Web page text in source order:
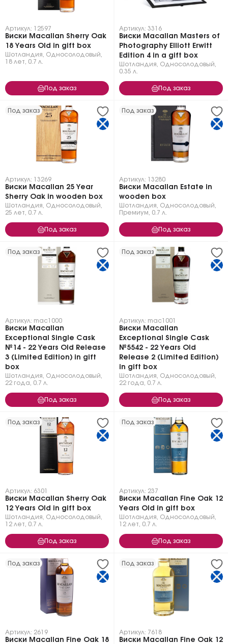
Артикул: 12597
Виски Macallan Sherry Oak
18 Years Old in gift box
Шотландия Односолодовый
18 лет
0.7 л.
Под заказ
Артикул: 3316
Виски Macallan Masters of
Photography Elliott Erwitt
Edition 4 in a gift box
Шотландия Односолодовый
0.35 л.
Под заказ
Под заказ
Артикул: 13269
Виски Macallan 25 Year
Sherry Oak in wooden box
Шотландия Односолодовый
25 лет
0.7 л.
Под заказ
Под заказ
Артикул: 13280
Виски Macallan Estate in
wooden box
Шотландия Односолодовый
Премиум
0.7 л.
Под заказ
Под заказ
Артикул: mac1000
Виски Macallan
Exceptional Single Cask
№14 - 22 Years Old Release
3 (Limited Edition) in gift
box
Шотландия Односолодовый
22 года
0.7 л.
Под заказ
Под заказ
Артикул: mac1001
Виски Macallan
Exceptional Single Cask
№5542 - 22 Years Old
Release 2 (Limited Edition)
in gift box
Шотландия Односолодовый
22 года
0.7 л.
Под заказ
Под заказ
Артикул: 6301
Виски Macallan Sherry Oak
12 Years Old in gift box
Шотландия Односолодовый
12 лет
0.7 л.
Под заказ
Под заказ
Артикул: 237
Виски Macallan Fine Oak 12
Years Old in gift box
Шотландия Односолодовый
12 лет
0.7 л.
Под заказ
Под заказ
Артикул: 2619
Виски Macallan Fine Oak 18
Под заказ
Артикул: 7618
Виски Macallan Fine Oak 12